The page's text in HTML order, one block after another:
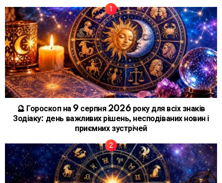
🔮 Гороскоп на 9 серпня 2026 року для всіх знаків
Зодіаку: день важливих рішень, несподіваних новин і
приємних зустрічей